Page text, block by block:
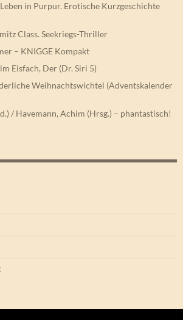
in Purpur. Erotische Kurzgeschichte
Class. Seekriegs-Thriller
– KNIGGE Kompakt
Eisfach, Der (Dr. Siri 5)
Weihnachtswichtel (Adventskalender
/ Havemann, Achim (Hrsg.) – phantastisch!